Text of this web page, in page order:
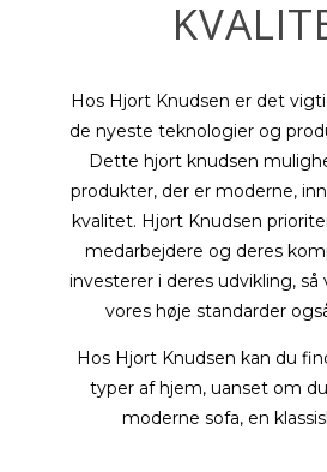
Hos Hjort Knudsen er det
de nyeste teknologier og
Dette hjort knudsen
produkter, der er moderne,
kvalitet. Hjort Knudsen
medarbejdere og deres
investerer i deres udvikling, så
vores høje standarder
Hos Hjort Knudsen kan du
typer af hjem, uanset om
moderne sofa, en